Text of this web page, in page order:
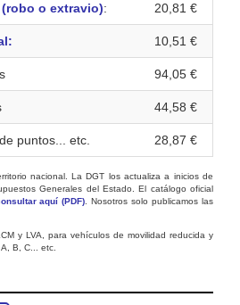
o extravio): 20,81 €
10,51 €
94,05 €
44,58 €
puntos... etc. 28,87 €
nacional. La DGT los actualiza a inicios de
Generales del Estado. El catálogo oficial
aquí (PDF) . Nosotros solo publicamos las
y LVA, para vehículos de movilidad reducida y
B, C... etc.